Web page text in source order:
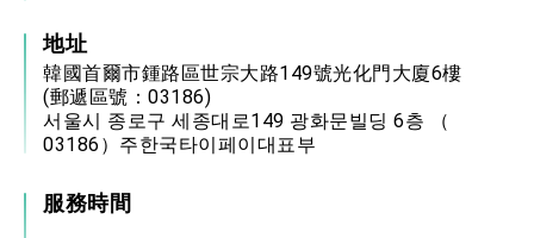
地址
韓國首爾市鍾路區世宗大路149號光化門大廈6樓
(郵遞區號：03186)
서울시 종로구 세종대로149 광화문빌딩 6층 （
03186）주한국타이페이대표부
服務時間